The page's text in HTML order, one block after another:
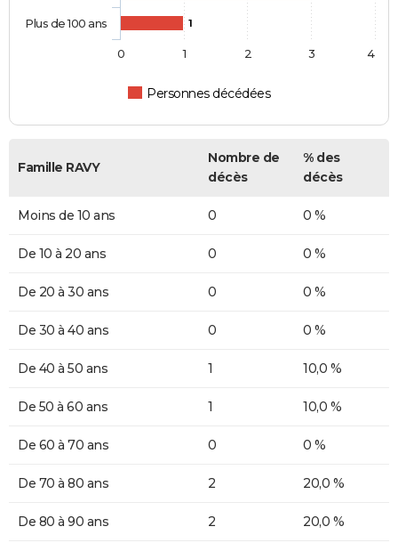
1
Personnes décédées
Plus de 100 ans
0 1 2 3 4
Famille RAVY
Nombre de
décès
% des
décès
Moins de 10 ans 0 0 %
De 10 à 20 ans 0 0 %
De 20 à 30 ans 0 0 %
De 30 à 40 ans 0 0 %
De 40 à 50 ans 1 10,0 %
De 50 à 60 ans 1 10,0 %
De 60 à 70 ans 0 0 %
De 70 à 80 ans 2 20,0 %
De 80 à 90 ans 2 20,0 %